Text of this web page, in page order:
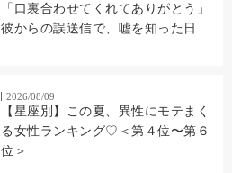
「口裏合わせてくれてありがとう」
彼からの誤送信で、嘘を知った日
2026/08/09
【星座別】この夏、異性にモテまく
る女性ランキング♡＜第４位〜第６
位＞